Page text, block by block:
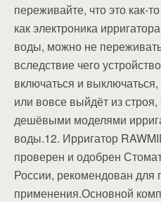
переживайте, что это как-
как электроника
воды, можно не
вследствие чего
включаться и
или вовсе выйдёт из строя,
дешёвыми моделями
воды.12. Ирригатор
проверен и одобрен
России, рекомендован для
применения.Основной